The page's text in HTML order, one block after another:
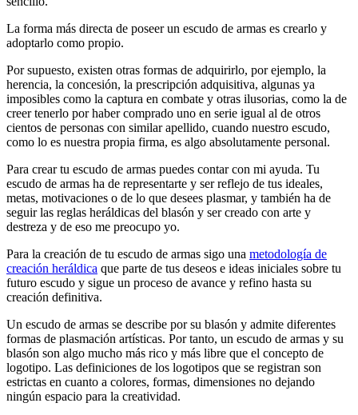
La forma más directa de poseer un escudo de armas es crearlo y
adoptarlo como propio.
Por supuesto, existen otras formas de adquirirlo, por ejemplo, la
herencia, la concesión, la prescripción adquisitiva, algunas ya
imposibles como la captura en combate y otras ilusorias, como la de
creer tenerlo por haber comprado uno en serie igual al de otros
cientos de personas con similar apellido, cuando nuestro escudo,
como lo es nuestra propia firma, es algo absolutamente personal.
Para crear tu escudo de armas puedes contar con mi ayuda. Tu
escudo de armas ha de representarte y ser reflejo de tus ideales,
metas, motivaciones o de lo que desees plasmar, y también ha de
seguir las reglas heráldicas del blasón y ser creado con arte y
destreza y de eso me preocupo yo.
Para la creación de tu escudo de armas sigo una metodología de
creación heráldica que parte de tus deseos e ideas iniciales sobre tu
futuro escudo y sigue un proceso de avance y refino hasta su
creación definitiva.
Un escudo de armas se describe por su blasón y admite diferentes
formas de plasmación artísticas. Por tanto, un escudo de armas y su
blasón son algo mucho más rico y más libre que el concepto de
logotipo. Las definiciones de los logotipos que se registran son
estrictas en cuanto a colores, formas, dimensiones no dejando
ningún espacio para la creatividad.